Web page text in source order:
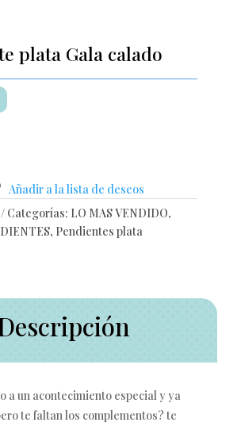
plata Gala calado
Añadir a la lista de deseos
Categorías: LO MAS VENDIDO,
, Pendientes plata
a un acontecimiento especial y ya
te faltan los complementos? te